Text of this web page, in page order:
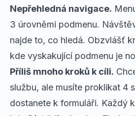
Nepřehledná navigace.
3 úrovněmi podmenu.
najde to, co hledá. Obzvlášť
kde vyskakující podmenu je
Příliš mnoho kroků k cíli.
službu, ale musíte proklikat 4
dostanete k formuláři. Každý